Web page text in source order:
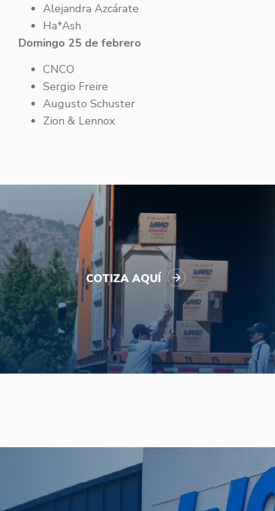
Alejandra Azcárate
Ha*Ash
Domingo 25 de febrero
CNCO
Sergio Freire
Augusto Schuster
Zion & Lennox
COTIZA AQUÍ